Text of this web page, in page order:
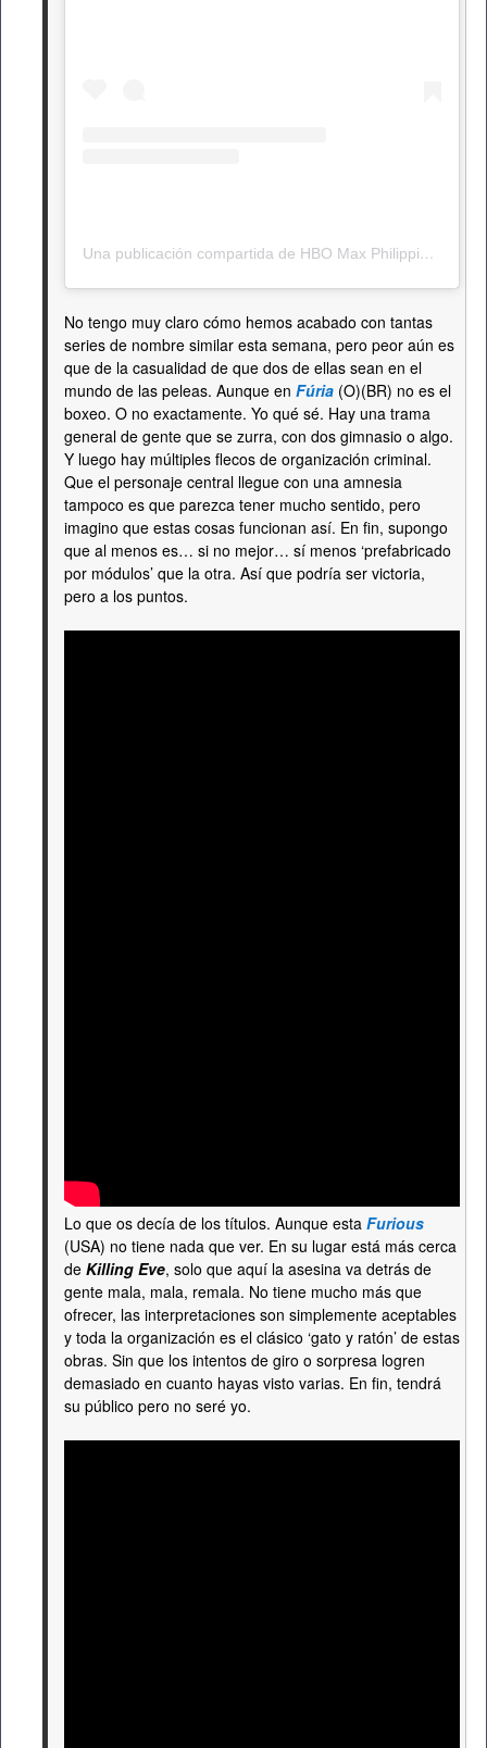
Una publicación compartida de HBO Max Philippines (@hbomaxph)
No tengo muy claro cómo hemos acabado con tantas
series de nombre similar esta semana, pero peor aún es
que de la casualidad de que dos de ellas sean en el
mundo de las peleas. Aunque en Fúria (O)(BR) no es el
boxeo. O no exactamente. Yo qué sé. Hay una trama
general de gente que se zurra, con dos gimnasio o algo.
Y luego hay múltiples flecos de organización criminal.
Que el personaje central llegue con una amnesia
tampoco es que parezca tener mucho sentido, pero
imagino que estas cosas funcionan así. En fin, supongo
que al menos es… si no mejor… sí menos ‘prefabricado
por módulos’ que la otra. Así que podría ser victoria,
pero a los puntos.
Lo que os decía de los títulos. Aunque esta Furious
(USA) no tiene nada que ver. En su lugar está más cerca
de Killing Eve, solo que aquí la asesina va detrás de
gente mala, mala, remala. No tiene mucho más que
ofrecer, las interpretaciones son simplemente aceptables
y toda la organización es el clásico ‘gato y ratón’ de estas
obras. Sin que los intentos de giro o sorpresa logren
demasiado en cuanto hayas visto varias. En fin, tendrá
su público pero no seré yo.